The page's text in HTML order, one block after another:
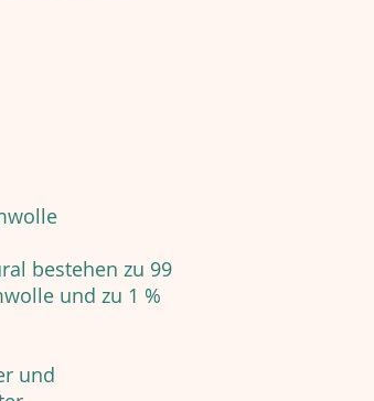
bestehen zu 99
und zu 1 %
und